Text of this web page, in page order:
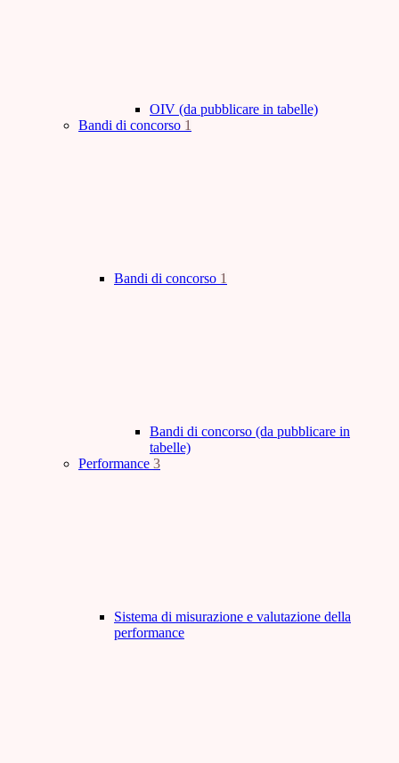
OIV (da pubblicare in tabelle)
Bandi di concorso 1
Bandi di concorso 1
Bandi di concorso (da pubblicare in
tabelle)
Performance 3
Sistema di misurazione e valutazione della
performance